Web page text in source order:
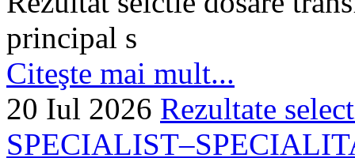
principal s
Citeşte mai mult...
20 Iul 2026 Rezultate